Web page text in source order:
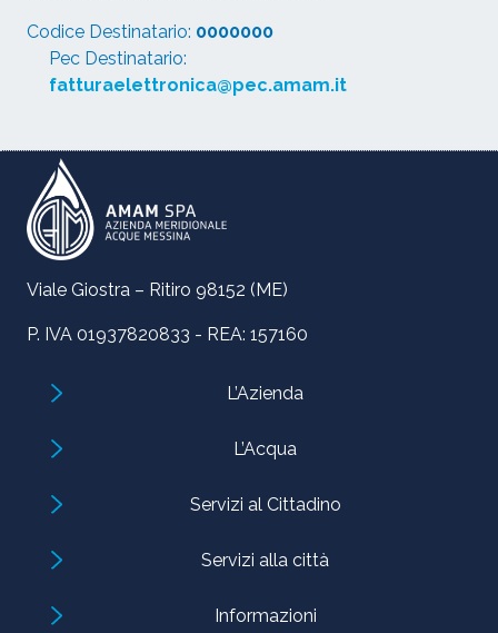
Codice Destinatario: 0000000
Pec Destinatario:
fatturaelettronica@pec.amam.it
Viale Giostra – Ritiro 98152 (ME)
P. IVA 01937820833 - REA: 157160
L’Azienda
L’Acqua
Servizi al Cittadino
Servizi alla città
Informazioni